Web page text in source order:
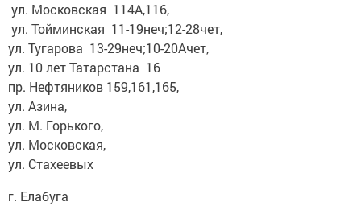
ул. Московская 114А,116,
ул. Тойминская 11-19неч;12-28чет,
ул. Тугарова 13-29неч;10-20Ачет,
ул. 10 лет Татарстана 16
пр. Нефтяников 159,161,165,
ул. Азина,
ул. М. Горького,
ул. Московская,
ул. Стахеевых
г. Елабуга